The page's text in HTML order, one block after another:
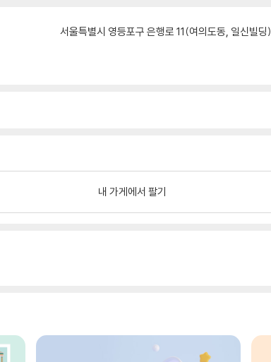
서울특별시 영등포구 은행로 11(여의도동, 일신빌딩)
내 가게에서 팔기